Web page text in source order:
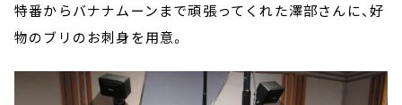
特番からバナナムーンまで頑張ってくれた澤部さんに、好
物のブリのお刺身を用意。